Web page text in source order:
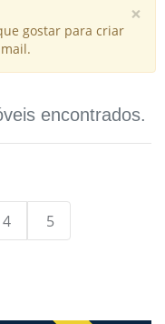
×
gostar para criar
encontrados.
4 5